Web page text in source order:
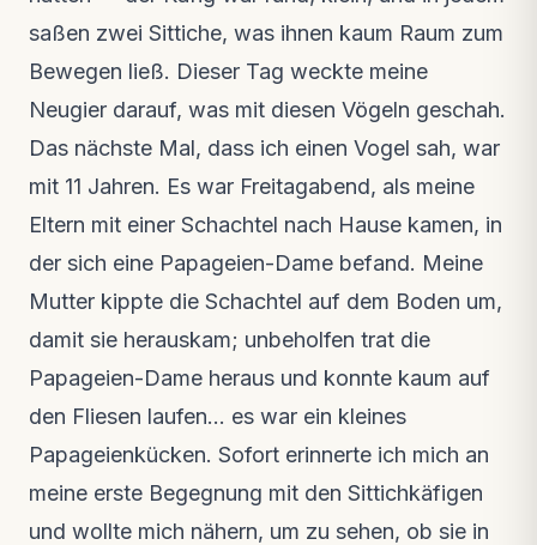
saßen zwei Sittiche, was ihnen kaum Raum zum
Bewegen ließ. Dieser Tag weckte meine
Neugier darauf, was mit diesen Vögeln geschah.
Das nächste Mal, dass ich einen Vogel sah, war
mit 11 Jahren. Es war Freitagabend, als meine
Eltern mit einer Schachtel nach Hause kamen, in
der sich eine Papageien-Dame befand. Meine
Mutter kippte die Schachtel auf dem Boden um,
damit sie herauskam; unbeholfen trat die
Papageien-Dame heraus und konnte kaum auf
den Fliesen laufen… es war ein kleines
Papageienkücken. Sofort erinnerte ich mich an
meine erste Begegnung mit den Sittichkäfigen
und wollte mich nähern, um zu sehen, ob sie in